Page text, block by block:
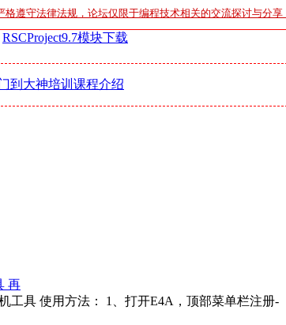
格遵守法律法规，论坛仅限于编程技术相关的交流探讨与
RSCProject9.7模块下载
到大神培训课程介绍
再
工具 使用方法： 1、打开E4A，顶部菜单栏注册-